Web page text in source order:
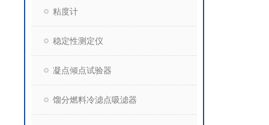
粘度计
稳定性测定仪
凝点倾点试验器
馏分燃料冷滤点吸滤器